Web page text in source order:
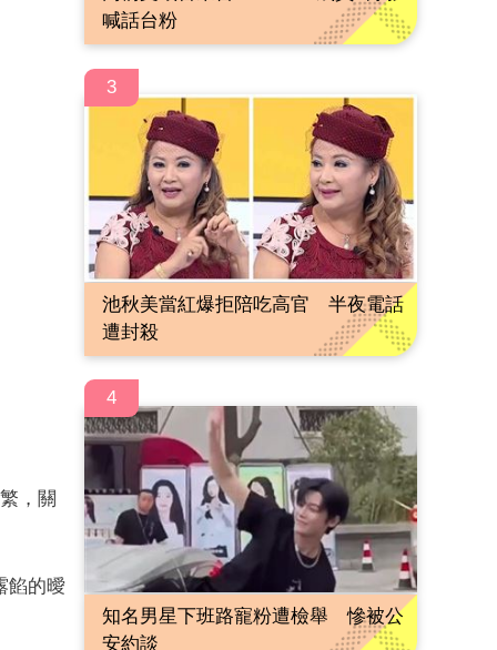
，關
餡的曖
喊話台粉
3
池秋美當紅爆拒陪吃高官 半夜電話
遭封殺
4
知名男星下班路寵粉遭檢舉 慘被公
安約談